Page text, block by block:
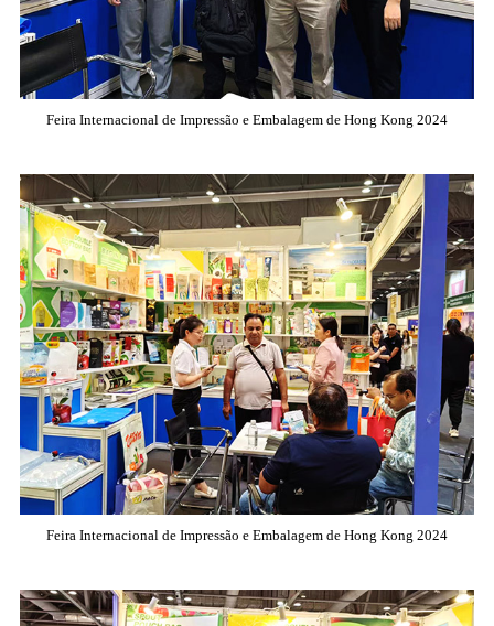
Feira Internacional de Impressão e Embalagem de Hong Kong 2024
Feira Internacional de Impressão e Embalagem de Hong Kong 2024